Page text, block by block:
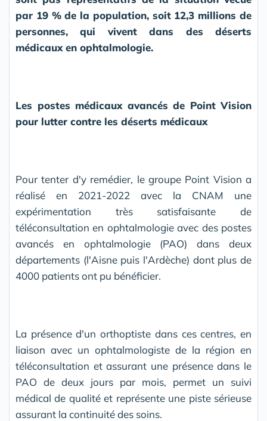
par 19 % de la population, soit 12,3 millions de
personnes, qui vivent dans des déserts
médicaux en ophtalmologie.
Les postes médicaux avancés de Point Vision
pour lutter contre les déserts médicaux
Pour tenter d'y remédier, le groupe Point Vision a
réalisé en 2021-2022 avec la CNAM une
expérimentation très satisfaisante de
téléconsultation en ophtalmologie avec des postes
avancés en ophtalmologie (PAO) dans deux
départements (l'Aisne puis l'Ardèche) dont plus de
4000 patients ont pu bénéficier.
La présence d'un orthoptiste dans ces centres, en
liaison avec un ophtalmologiste de la région en
téléconsultation et assurant une présence dans le
PAO de deux jours par mois, permet un suivi
médical de qualité et représente une piste sérieuse
assurant la continuité des soins.